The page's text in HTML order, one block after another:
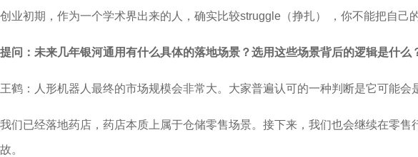
创业初期，作为一个学术界出来的人，确实比较struggle（挣扎） ，你不能把自
提问：未来几年银河通用有什么具体的落地场景？选用这些场景背后的逻辑是什么
王鹤：人形机器人最终的市场规模会非常大。大家普遍认可的一种判断是它可能会
我们已经落地药店，药店本质上属于仓储零售场景。接下来，我们也会继续在零
故。